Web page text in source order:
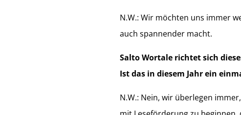
N.W.: Wir möchten uns immer
auch spannender macht.
Salto Wortale richtet sich
Ist das in diesem Jahr ein
N.W.: Nein, wir überlegen